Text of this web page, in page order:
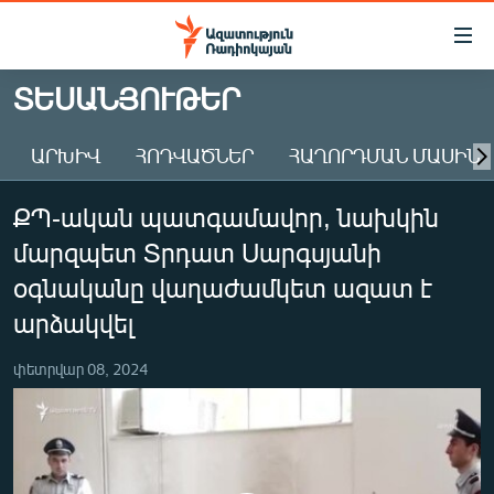
Մատչելիության
Անցնել
հիմնական
Անցնել
հիմնական
մենյուին
Որոնում
ԱԶԱՏՈՒԹՅՈՒՆ TV
ՀԱՅԱՍՏԱՆ
ԸՆՏՐՈՒԹՅՈՒՆՆԵՐ 2026
ԻՐԱՎՈՒՆՔ
ՀԱՍԱՐԱԿՈՒԹՅՈՒՆ
ՂԱՐԱԲԱՂ
ՊԱՏԵՐԱԶՄԻ 6 ՇԱԲԱԹՆԵՐԸ
ՏԱՐԱԾԱՇՐՋԱՆ
ՏԵՍԱՆՅՈՒԹԵՐ
ԱՐԽԻՎ ՀՈԴՎԱԾՆԵՐ ՀԱՂՈՐԴՄԱՆ ՄԱՍԻՆ
ՔՊ-ական պատգամավոր, նախկին
մարզպետ Տրդատ Սարգսյանի
օգնականը վաղաժամկետ ազատ է
արձակվել
փետրվար 08, 2024